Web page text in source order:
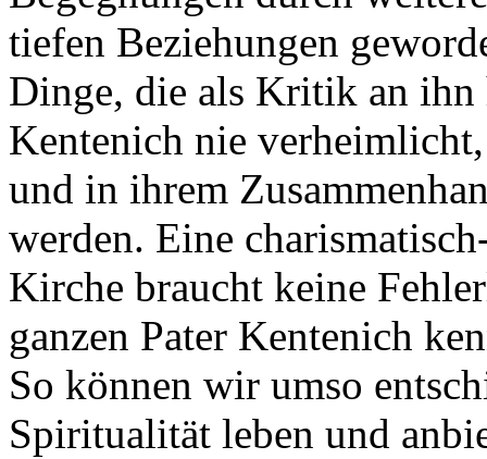
tiefen Beziehungen
Dinge, die als Kritik an ihn
Kentenich nie
und in ihrem
werden. Eine
Kirche braucht keine
ganzen Pater Kentenich
So können wir umso
Spiritualität leben und